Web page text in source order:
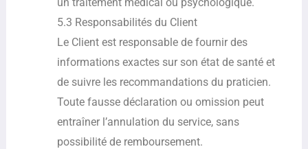
5.3 Responsabilités du Client
Le Client est responsable de fournir des
informations exactes sur son état de santé et
de suivre les recommandations du praticien.
Toute fausse déclaration ou omission peut
entraîner l’annulation du service, sans
possibilité de remboursement.